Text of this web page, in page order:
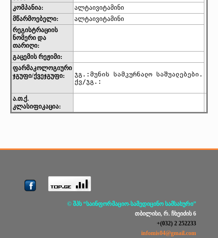
კომპანია:
ალტაივიტამინი
მწარმოებელი:
ალტაივიტამინი
რეგისტრაციის
ნომერი და
თარიღი:
გაცემის რეჟიმი:
ფარმაკოლოგიური
ჯგუფი/ქვეჯგუფი:
ჯგ.:მუნის სამკურნალო საშუალებები.
ქვ/ჯგ.:
ა.თ.ქ.
კლასიფიკაცია:
© შპს “საინფორმაციო-სამედიცინო სამსახური”
თბილისი, რ. ჩხეიძის 6
+(032) 2 252233
infomis04@gmail.com